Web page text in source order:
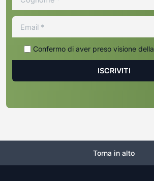
Confermo di aver preso visione della
Torna in alto